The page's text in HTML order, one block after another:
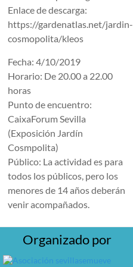
Enlace de descarga:
https://gardenatlas.net/jardin-
cosmopolita/kleos
Fecha: 4/10/2019
Horario: De 20.00 a 22.00
horas
Punto de encuentro:
CaixaForum Sevilla
(Exposición Jardín
Cosmpolita)
Público: La actividad es para
todos los públicos, pero los
menores de 14 años deberán
venir acompañados.
Organizado por